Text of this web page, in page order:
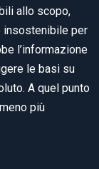
allo scopo,
insostenibile per
l’informazione
le basi su
A quel punto
più